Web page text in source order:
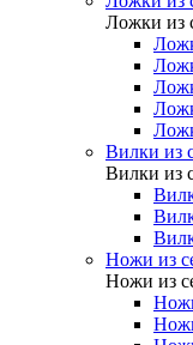
Ложки из
Вилки из
Вилки из
Ножи из
Ножи из